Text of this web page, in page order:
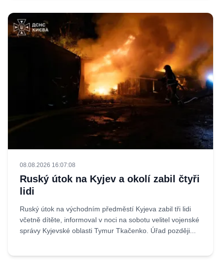
08.08.2026 16:07:08
Ruský útok na Kyjev a okolí zabil čtyři
lidi
Ruský útok na východním předměstí Kyjeva zabil tři lidi
včetně dítěte, informoval v noci na sobotu velitel vojenské
správy Kyjevské oblasti Tymur Tkačenko. Úřad později...